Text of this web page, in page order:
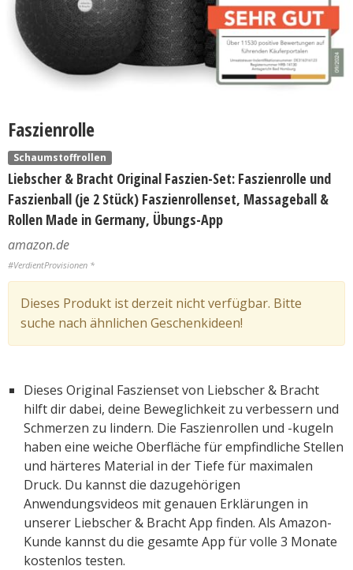
Faszienrolle
Schaumstoffrollen
Liebscher & Bracht Original Faszien-Set: Faszienrolle und
Faszienball (je 2 Stück) Faszienrollenset, Massageball &
Rollen Made in Germany, Übungs-App
amazon.de
#VerdientProvisionen *
Dieses Produkt ist derzeit nicht verfügbar. Bitte
suche nach ähnlichen Geschenkideen!
Dieses Original Faszienset von Liebscher & Bracht
hilft dir dabei, deine Beweglichkeit zu verbessern und
Schmerzen zu lindern. Die Faszienrollen und -kugeln
haben eine weiche Oberfläche für empfindliche Stellen
und härteres Material in der Tiefe für maximalen
Druck. Du kannst die dazugehörigen
Anwendungsvideos mit genauen Erklärungen in
unserer Liebscher & Bracht App finden. Als Amazon-
Kunde kannst du die gesamte App für volle 3 Monate
kostenlos testen.